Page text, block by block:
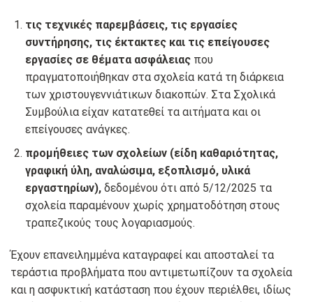
τις τεχνικές παρεμβάσεις, τις εργασίες
συντήρησης, τις έκτακτες και τις επείγουσες
εργασίες σε θέματα ασφάλειαςπου
πραγματοποιήθηκαν στα σχολεία κατά τη διάρκεια
των χριστουγεννιάτικων διακοπών. Στα Σχολικά
Συμβούλια είχαν κατατεθεί τα αιτήματα και οι
επείγουσες ανάγκες.
προμήθειες των σχολείων (είδη καθαριότητας,
γραφική ύλη, αναλώσιμα, εξοπλισμό, υλικά
εργαστηρίων), δεδομένου ότι από 5/12/2025 τα
σχολεία παραμένουν χωρίς χρηματοδότηση στους
τραπεζικούς τους λογαριασμούς.
Έχουν επανειλημμένα καταγραφεί και αποσταλεί τα
τεράστια προβλήματα που αντιμετωπίζουν τα σχολεία
και η ασφυκτική κατάσταση που έχουν περιέλθει, ιδίως